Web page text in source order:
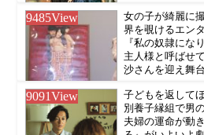
9485View
女の子が綺麗に
界を覗けるエン
『私の奴隷にな
主人様と呼ばせ
沙さんを迎え舞
9091View
子どもを返して
別養子縁組で男
夫婦の運命が動